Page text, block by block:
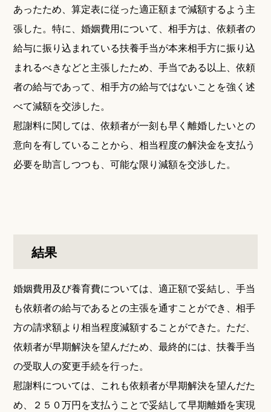
あったため、算定表に従った適正額まで減額するよう主
張した。特に、婚姻費用について、相手方は、依頼者の
給与に振り込まれている扶養手当が本来相手方に振り込
まれるべきなどと主張したため、手当である以上、依頼
者の給与であって、相手方の給与ではないことを強く述
べて減額を交渉した。
慰謝料に関しては、依頼者が一刻も早く離婚したいとの
意向を有していることから、相当程度の解決金を支払う
必要を助言しつつも、可能な限り減額を交渉した。
結果
婚姻費用及び養育費については、適正額で妥結し、手当
も依頼者の給与であるとの主張を通すことができ、相手
方の請求額より相当程度減額することができた。ただ、
依頼者が早期解決を望んだため、最終的には、扶養手当
の受取人の変更手続を行った。
慰謝料については、これも依頼者が早期解決を望んだた
め、２５０万円を支払うことで妥結して早期離婚を実現